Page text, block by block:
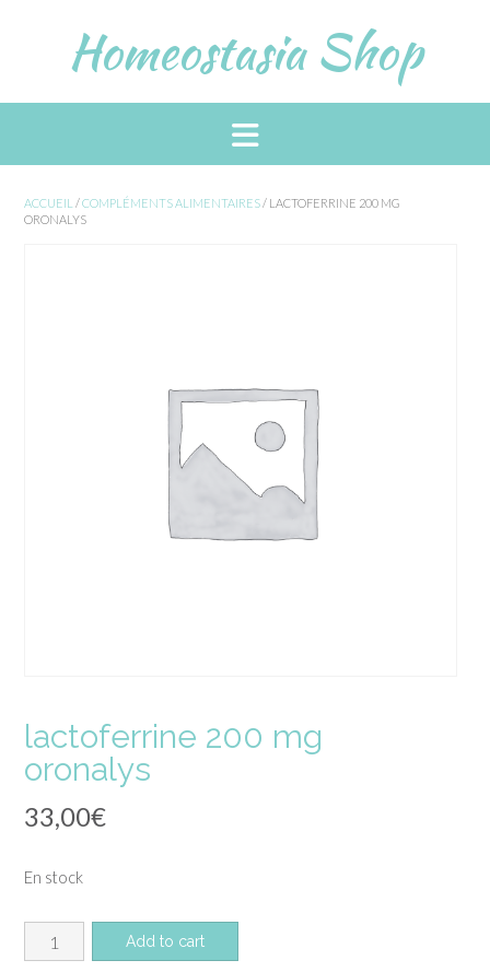
Homeostasia Shop
ACCUEIL /COMPLÉMENTS ALIMENTAIRES/ LACTOFERRINE 200 MG
ORONALYS
lactoferrine 200 mg
oronalys
33,00€
En stock
quantité
de
Add to cart